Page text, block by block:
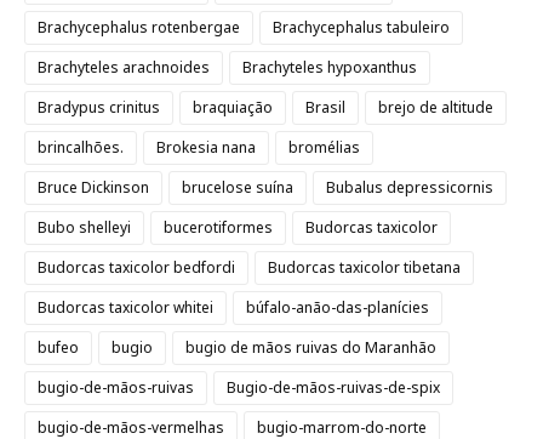
Brachycephalus rotenbergae
Brachycephalus tabuleiro
Brachyteles arachnoides
Brachyteles hypoxanthus
Bradypus crinitus
braquiação Brasil
brejo de altitude
brincalhões.
Brokesia nana
bromélias
Bruce Dickinson
brucelose suína
Bubalus depressicornis
Bubo shelleyi
bucerotiformes
Budorcas taxicolor
Budorcas taxicolor bedfordi
Budorcas taxicolor tibetana
Budorcas taxicolor whitei
búfalo-anão-das-planícies
bufeo
bugio
bugio de mãos ruivas do Maranhão
bugio-de-mãos-ruivas
Bugio-de-mãos-ruivas-de-spix
bugio-de-mãos-vermelhas
bugio-marrom-do-norte